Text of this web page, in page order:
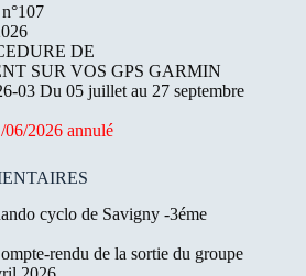
DE
SUR VOS GPS GARMIN
03 Du 05 juillet au 27 septembre
2026 annulé
cyclo de Savigny -3éme
rendu de la sortie du groupe